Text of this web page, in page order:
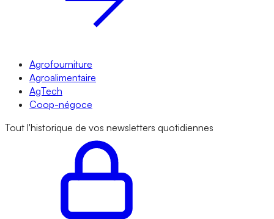
Agrofourniture
Agroalimentaire
AgTech
Coop-négoce
Tout l'historique de vos newsletters quotidiennes